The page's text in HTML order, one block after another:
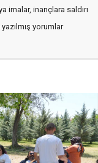
imalar, inançlara saldırı
yorumlar